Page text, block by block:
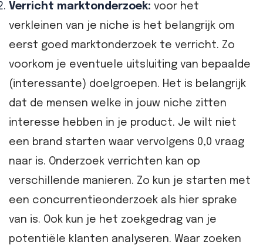
Verricht marktonderzoek: voor het
verkleinen van je niche is het belangrijk om
eerst goed marktonderzoek te verricht. Zo
voorkom je eventuele uitsluiting van bepaalde
(interessante) doelgroepen. Het is belangrijk
dat de mensen welke in jouw niche zitten
interesse hebben in je product. Je wilt niet
een brand starten waar vervolgens 0,0 vraag
naar is. Onderzoek verrichten kan op
verschillende manieren. Zo kun je starten met
een concurrentieonderzoek als hier sprake
van is. Ook kun je het zoekgedrag van je
potentiële klanten analyseren. Waar zoeken